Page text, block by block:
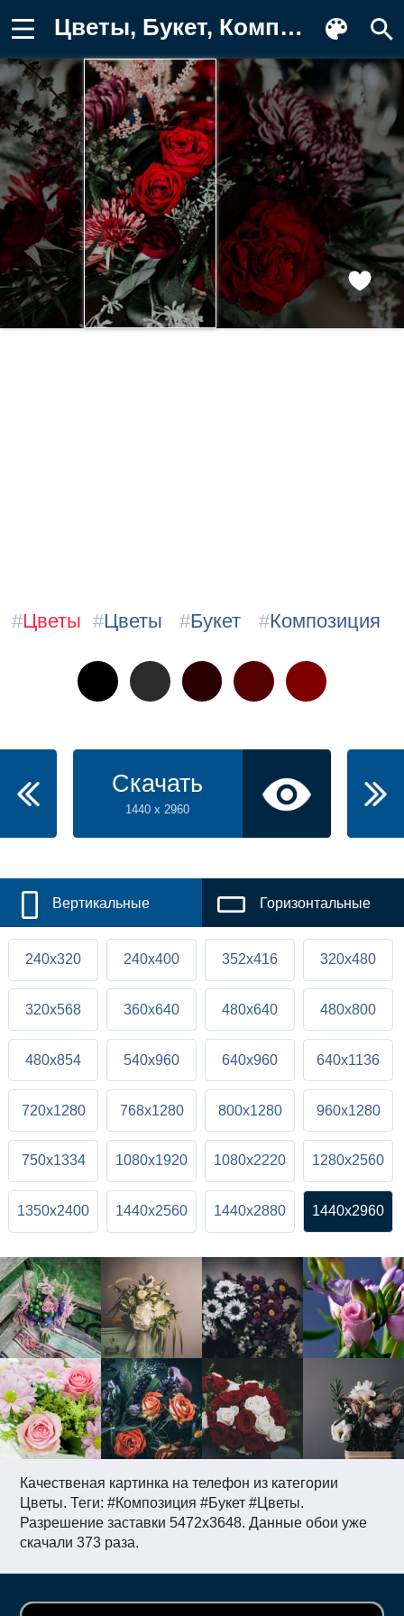
Цветы, Букет, Композиция Картинка на телефон
Качественая картинка на телефон из категории
Цветы. Теги: #Композиция #Букет #Цветы.
Разрешение заставки 5472x3648. Данные обои уже
скачали 373 раза.
#Цветы #Цветы #Букет #Композиция
Скачать
1440 x 2960
Вертикальные Горизонтальные
240x320 240x400 352x416 320x480
320x568 360x640 480x640 480x800
480x854 540x960 640x960 640x1136
720x1280 768x1280 800x1280 960x1280
750x1334 1080x1920 1080x2220 1280x2560
1350x2400 1440x2560 1440x2880 1440x2960